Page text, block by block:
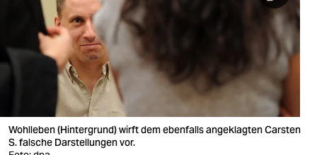
berlin
nord
wahrheit
verlag
verlag
Wohlleben (Hintergrund) wirft dem ebenfalls angeklagten Carsten
S. falsche Darstellungen vor.